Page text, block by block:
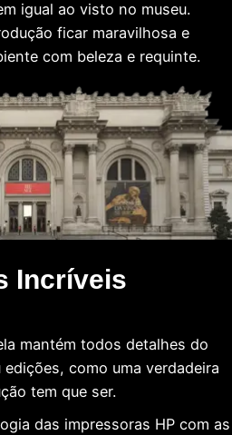
igual ao visto no museu.
ficar maravilhosa e
com beleza e requinte.
Incríveis
mantém todos detalhes do
como uma verdadeira
tem que ser.
das impressoras HP com as